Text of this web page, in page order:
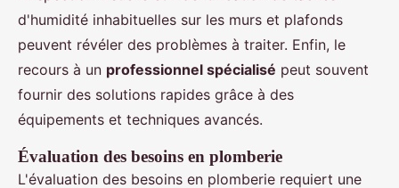
d'humidité inhabituelles sur les murs et plafonds
peuvent révéler des problèmes à traiter. Enfin, le
recours à un professionnel spécialisé peut souvent
fournir des solutions rapides grâce à des
équipements et techniques avancés.
Évaluation des besoins en plomberie
L'évaluation des besoins en plomberie requiert une